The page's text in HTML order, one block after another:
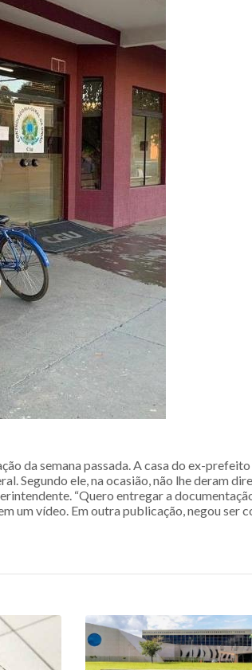
da semana passada. A casa do ex-
Segundo ele, na ocasião, não lhe deram
“Quero entregar a
um vídeo. Em outra publicação, negou ser